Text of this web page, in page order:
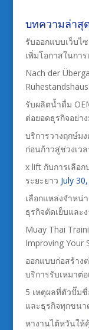
บทความล่าสุ
รับออกแบบเว็บไ
เพิ่มโอกาสในกา
Nach der
รับผลิตน้ำดื่ม
ต่อยอดธุรกิจอย่า
บริการวางฤกษ์ม
ก่อนก้าวสู่ช่วงเว
x lift กับการเลือ
ระยะยาว July
เลือกแหล่งจำหน่
ธุรกิจตัดเย็บและ
Muay Thai
Improving Your
ออกแบบก่อสร้าง
บริการรับเหมาต่
5 เหตุผลที่ตัวปั๊ม
และธุรกิจทุกขนา
หางานไต้หวันให้